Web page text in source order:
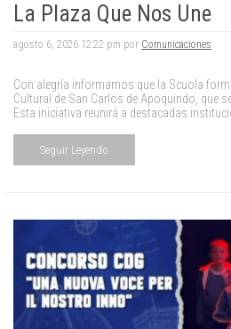
La Plaza Que Nos Une
agosto 6, 2026 12:22 pm por Comunicaciones.
Con alegría informamos que la Scuola
Cultural de San Carlos de Apoquindo, que
Esta iniciativa reunirá a destacadas
Seguir Leyendo